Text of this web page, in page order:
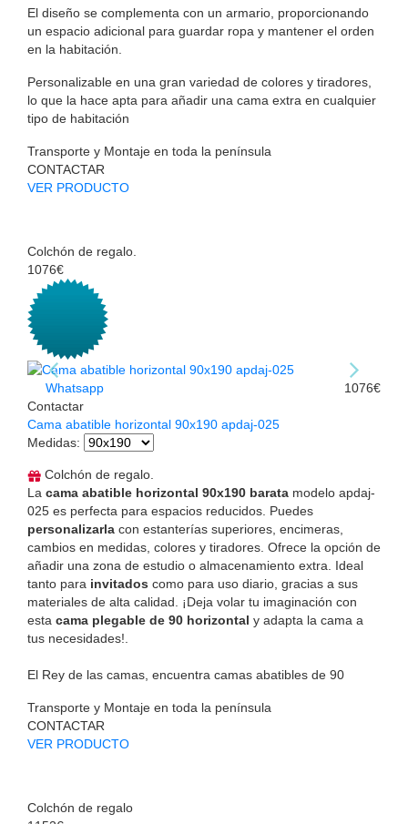
El diseño se complementa con un armario, proporcionando
un espacio adicional para guardar ropa y mantener el orden
en la habitación.
Personalizable en una gran variedad de colores y tiradores,
lo que la hace apta para añadir una cama extra en cualquier
tipo de habitación
Transporte y Montaje en toda la península
CONTACTAR
VER PRODUCTO
Colchón de regalo.
1076€
Whatsapp
Contactar
1076€
Cama abatible horizontal 90x190 apdaj-025
Medidas:
Colchón de regalo.
La cama abatible horizontal 90x190 barata modelo apdaj-
025 es perfecta para espacios reducidos. Puedes
personalizarla con estanterías superiores, encimeras,
cambios en medidas, colores y tiradores. Ofrece la opción de
añadir una zona de estudio o almacenamiento extra. Ideal
tanto para invitados como para uso diario, gracias a sus
materiales de alta calidad. ¡Deja volar tu imaginación con
esta cama plegable de 90 horizontal y adapta la cama a
tus necesidades!.
El Rey de las camas, encuentra camas abatibles de 90
Transporte y Montaje en toda la península
CONTACTAR
VER PRODUCTO
Colchón de regalo